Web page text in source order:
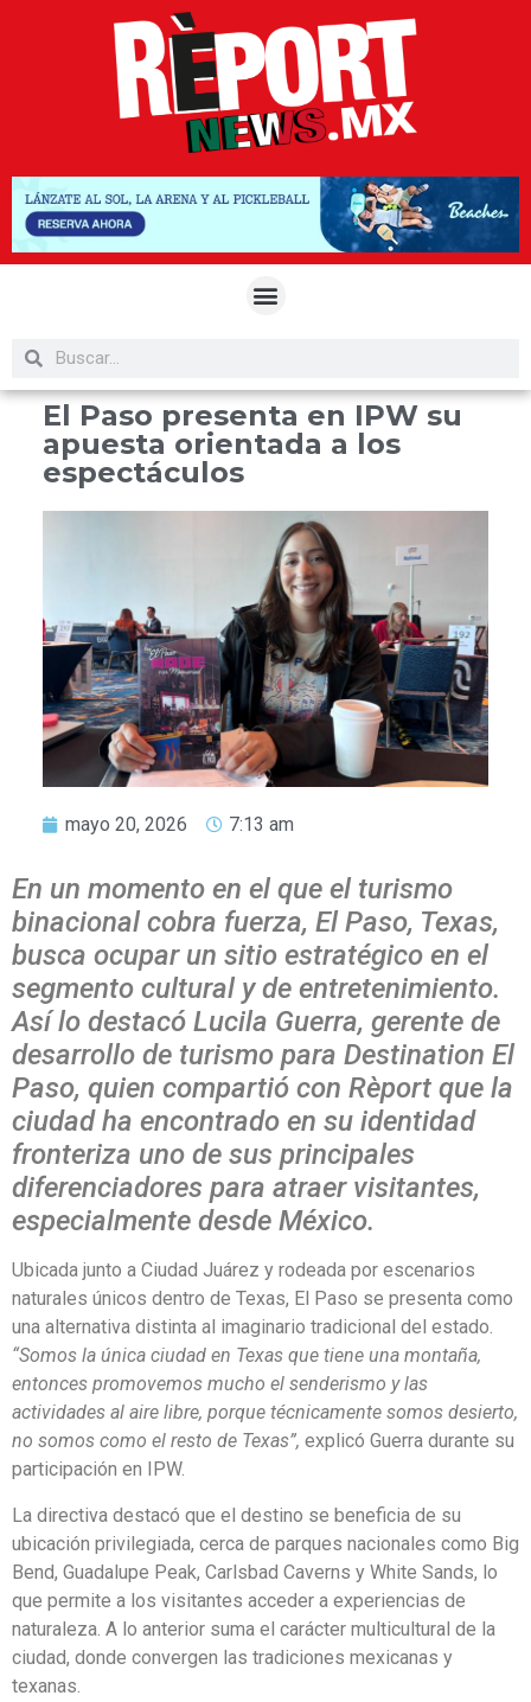
El Paso presenta en IPW su
apuesta orientada a los
espectáculos
mayo 20, 2026 7:13 am
En un momento en el que el turismo
binacional cobra fuerza, El Paso, Texas,
busca ocupar un sitio estratégico en el
segmento cultural y de entretenimiento.
Así lo destacó Lucila Guerra, gerente de
desarrollo de turismo para Destination El
Paso, quien compartió con Rèport que la
ciudad ha encontrado en su identidad
fronteriza uno de sus principales
diferenciadores para atraer visitantes,
especialmente desde México.
Ubicada junto a Ciudad Juárez y rodeada por escenarios
naturales únicos dentro de Texas, El Paso se presenta como
una alternativa distinta al imaginario tradicional del estado.
“Somos la única ciudad en Texas que tiene una montaña,
entonces promovemos mucho el senderismo y las
actividades al aire libre, porque técnicamente somos desierto,
no somos como el resto de Texas”, explicó Guerra durante su
participación en IPW.
La directiva destacó que el destino se beneficia de su
ubicación privilegiada, cerca de parques nacionales como Big
Bend, Guadalupe Peak, Carlsbad Caverns y White Sands, lo
que permite a los visitantes acceder a experiencias de
naturaleza. A lo anterior suma el carácter multicultural de la
ciudad, donde convergen las tradiciones mexicanas y
texanas.